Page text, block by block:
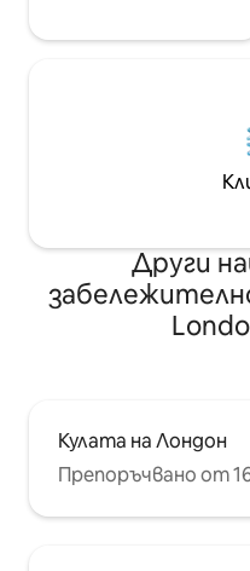
Други
Кулата на Лондон
Препоръчвано от